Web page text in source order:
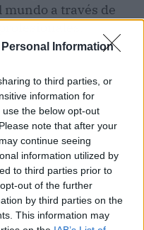
Information
to third parties, or
information for
the below opt-out
note that after your
continue seeing
information utilized by
to third parties prior to
out of the further
by third parties on the
This information may
a través de